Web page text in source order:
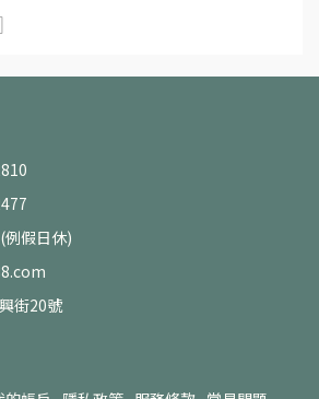
假日休)
街20號